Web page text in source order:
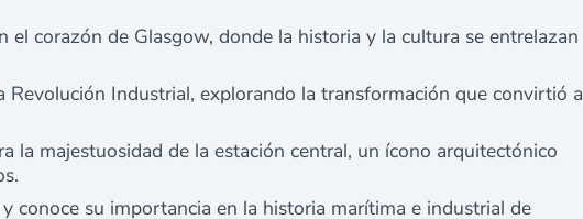
el corazón de Glasgow, donde la historia y la cultura se entrelazan
Revolución Industrial, explorando la transformación que convirtió a
la majestuosidad de la estación central, un ícono arquitectónico
conoce su importancia en la historia marítima e industrial de